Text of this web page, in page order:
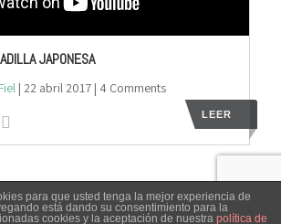
JAPONESA
| 22 abril 2017| 4 Comments
LEER
© 2019 -Aviso legal|Política de
para que usted tenga la mejor experiencia de
está dando su consentimiento para la
cookies y la aceptación de nuestra política de